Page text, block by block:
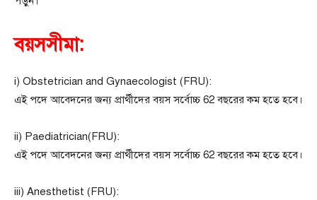
বয়সসীমা:
i) Obstetrician and Gynaecologist (FRU):
এই পদে আবেদনের জন্য প্রার্থীদের বয়স সর্বোচ্চ 62 বছরের কম হতে হবে।
ii) Paediatrician(FRU):
এই পদে আবেদনের জন্য প্রার্থীদের বয়স সর্বোচ্চ 62 বছরের কম হতে হবে।
iii) Anesthetist (FRU):